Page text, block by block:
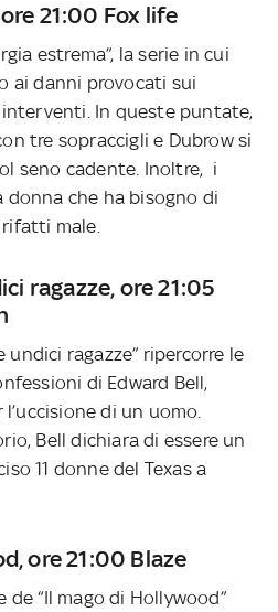
21:00 Fox life
estrema”, la serie in cui
ai danni provocati sui
In queste puntate,
tre sopraccigli e Dubrow si
seno cadente. Inoltre, i
che ha bisogno di
male.
ragazze, ore 21:05
undici ragazze” ripercorre le
di Edward Bell,
di un uomo.
Bell dichiara di essere un
11 donne del Texas a
ore 21:00 Blaze
de “Il mago di Hollywood”